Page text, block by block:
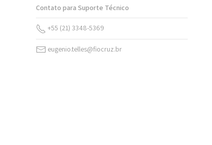
Contato para Suporte Técnico
+55 (21) 3348-5369
eugenio.telles@fiocruz.br